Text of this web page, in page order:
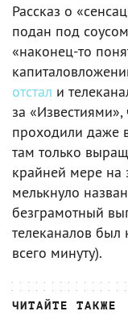
Рассказ о
подан под
«наконец-то
отстал и
за
проходили даже
там только
крайней мере на
мелькнуло
безграмотный
телеканалов был
всего минуту).
ЧИТАЙТЕ ТАКЖЕ